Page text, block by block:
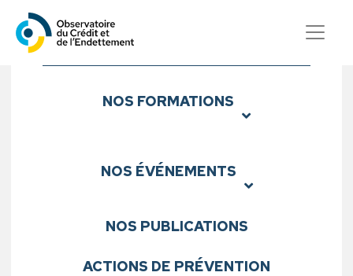
Observatoire du Crédit et
Sous-menu
NOS FORMATIONS
NOS ÉVÉNEMENTS
NOS PUBLICATIONS
ACTIONS DE PRÉVENTION